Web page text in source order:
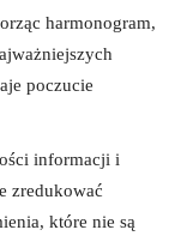
harmonogram,
poczucie
informacji i
zredukować
które⁢ nie są